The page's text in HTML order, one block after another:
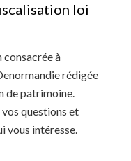
loi
consacrée à
rédigée
de patrimoine.
questions et
vous intéresse.